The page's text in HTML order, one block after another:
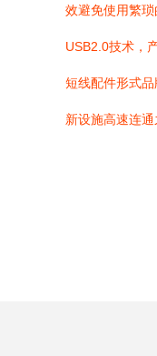
效避免使用繁
USB2.0技术，
短线配件形式
新设施高速连